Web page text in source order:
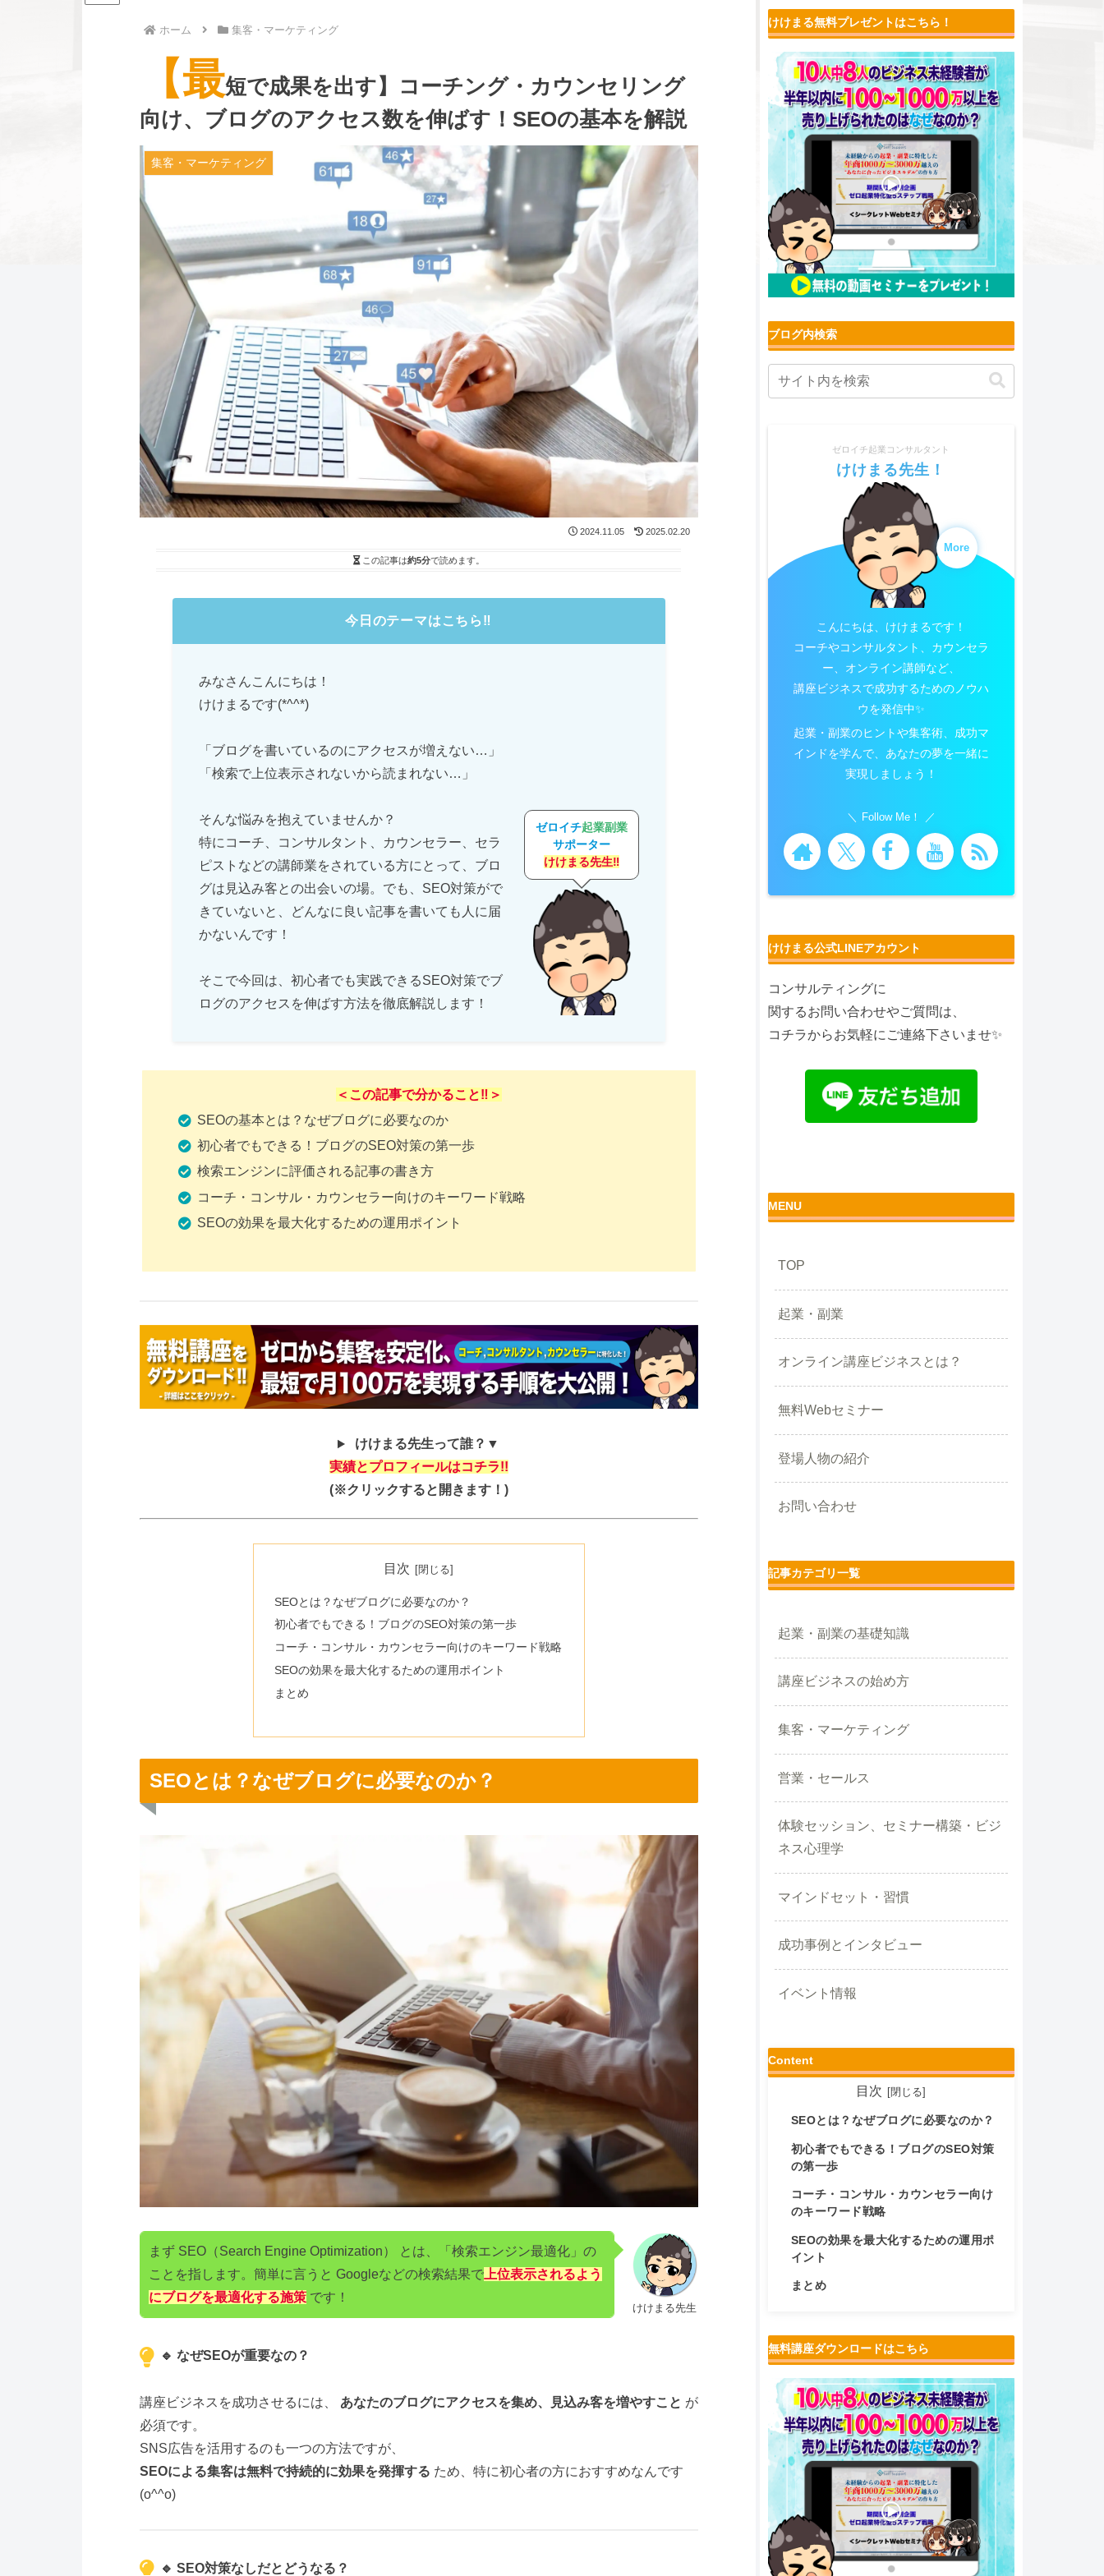
ホーム 集客・マーケティング
【最短で成果を出す】コーチング・カウンセリング
向け、ブログのアクセス数を伸ばす！SEOの基本を解説
集客・マーケティング
2024.11.05 2025.02.20
この記事は約5分で読めます。
今日のテーマはこちら ‼️
みなさんこんにちは！
けけまるです(*^^*)
「ブログを書いているのにアクセスが増えない…」
「検索で上位表示されないから読まれない…」
そんな悩みを抱えていませんか？
特にコーチ、コンサルタント、カウンセラー、セラ
ピストなどの講師業をされている方にとって、ブロ
グは見込み客との出会いの場。でも、SEO対策がで
きていないと、どんなに良い記事を書いても人に届
かないんです！
そこで今回は、初心者でも実践できるSEO対策でブ
ログのアクセスを伸ばす方法を徹底解説します！
ゼロイチ起業副業
サポーター
けけまる先生‼
＜この記事で分かること‼️＞
SEOの基本とは？なぜブログに必要なのか
初心者でもできる！ブログのSEO対策の第一歩
検索エンジンに評価される記事の書き方
コーチ・コンサル・カウンセラー向けのキーワード戦略
SEOの効果を最大化するための運用ポイント
けけまる先生って誰？▼
実績とプロフィールはコチラ!!
(※クリックすると開きます！)
目次
SEOとは？なぜブログに必要なのか？
初心者でもできる！ブログのSEO対策の第一歩
コーチ・コンサル・カウンセラー向けのキーワード戦略
SEOの効果を最大化するための運用ポイント
まとめ
SEOとは？なぜブログに必要なのか？
けけまる先生
まず SEO（Search Engine Optimization） とは、「検索エンジン最適化」の
ことを指します。簡単に言うと Googleなどの検索結果で上位表示されるよう
にブログを最適化する施策です！
🔹 なぜSEOが重要なの？
講座ビジネスを成功させるには、 あなたのブログにアクセスを集め、見込み客を増やすこと が
必須です。
SNS広告を活用するのも一つの方法ですが、
SEOによる集客は無料で持続的に効果を発揮する ため、特に初心者の方におすすめなんです
(o^^o)
🔹 SEO対策なしだとどうなる？
けけまる無料プレゼントはこちら！
ブログ内検索
ゼロイチ起業コンサルタント
けけまる先生！
More
こんにちは、けけまるです！
コーチやコンサルタント、カウンセラ
ー、オンライン講師など、
講座ビジネスで成功するためのノウハ
ウを発信中✨
起業・副業のヒントや集客術、成功マ
インドを学んで、あなたの夢を一緒に
実現しましょう！
Follow Me！
けけまる公式LINEアカウント
コンサルティングに
関するお問い合わせやご質問は、
コチラからお気軽にご連絡下さいませ✨
MENU
TOP
起業・副業
オンライン講座ビジネスとは？
無料Webセミナー
登場人物の紹介
お問い合わせ
記事カテゴリ一覧
起業・副業の基礎知識
講座ビジネスの始め方
集客・マーケティング
営業・セールス
体験セッション、セミナー構築・ビジ
ネス心理学
マインドセット・習慣
成功事例とインタビュー
イベント情報
Content
目次
SEOとは？なぜブログに必要なのか？
初心者でもできる！ブログのSEO対策
の第一歩
コーチ・コンサル・カウンセラー向け
のキーワード戦略
SEOの効果を最大化するための運用ポ
イント
まとめ
無料講座ダウンロードはこちら